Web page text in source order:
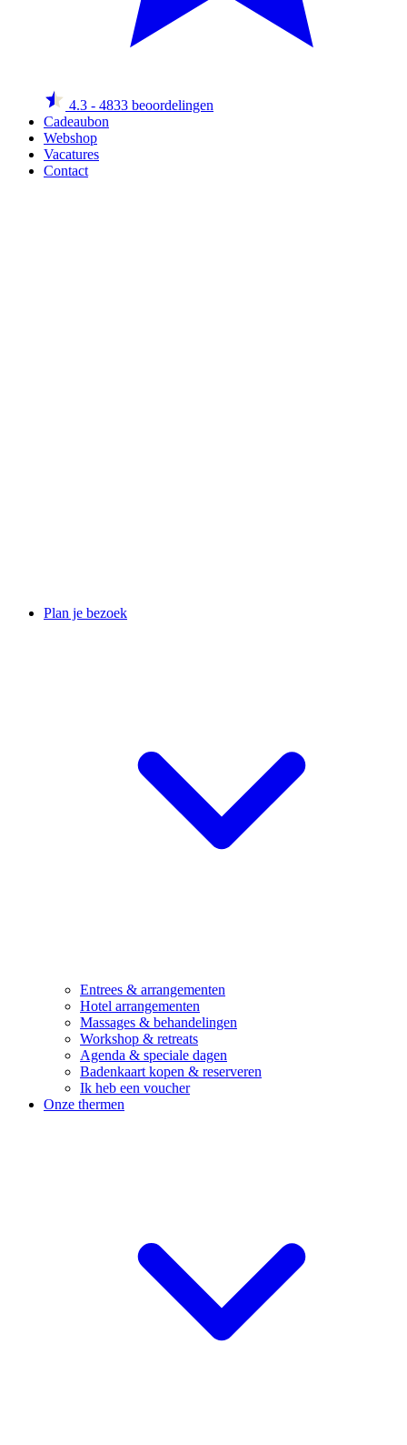
4.3 - 4833 beoordelingen
Cadeaubon
Webshop
Vacatures
Contact
Plan je bezoek
Entrees & arrangementen
Hotel arrangementen
Massages & behandelingen
Workshop & retreats
Agenda & speciale dagen
Badenkaart kopen & reserveren
Ik heb een voucher
Onze thermen